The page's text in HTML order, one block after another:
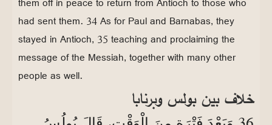
had sent them. 34 As for Paul and Barnabas, they
stayed in Antioch, 35 teaching and proclaiming the
message of the Messiah, together with many other
people as well.
خلاف بين بولس وبرنابا